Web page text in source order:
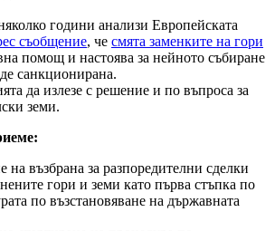
години анализи Европейската
съобщение, че смята заменките на гори
помощ и настоява за нейното събиране
санкционирана.
да излезе с решение и по въпроса за
земи.
на възбрана за разпоредителни сделки
гори и земи като първа стъпка по
по възстановяване на държавната